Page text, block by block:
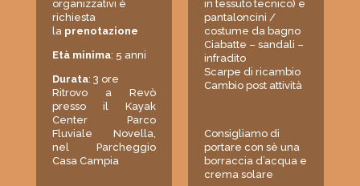
organizzativi è
richiesta
la prenotazione
Età minima: 5 anni
Durata: 3 ore
Ritrovo a Revò
presso il Kayak
Center Parco
Fluviale Novella,
nelParcheggio
Casa Campia
in tessuto tecnico) e
pantaloncini /
costume da bagno
Ciabatte – sandali –
infradito
Scarpe di ricambio
Cambio post attività
Consigliamo di
portare con sè una
borraccia d’acqua e
crema solare